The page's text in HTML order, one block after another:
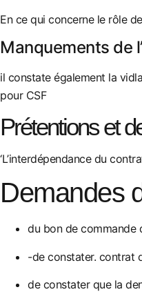
En ce qui concerne le rôle
Manquements de
il constate également la
pour CSF
Prétentions et
‘L’interdépendance du
Demandes
du bon de commande
-de constater. contrat
de constater que la